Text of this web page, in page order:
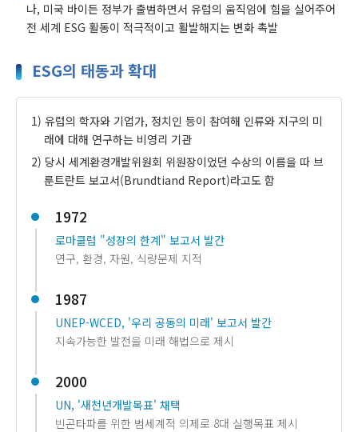
나, 미국 바이든 정부가 출범하면서 유럽의 움직임에 힘을 실어주어
전 세계 ESG 활동이 적극적이고 활발해지는 변화 촉발
ESG의 태동과 확대
1) 유럽의 학자와 기업가, 정치인 등이 참여해 인류와 지구의 미
래에 대해 연구하는 비영리 기관
2) 당시 세계환경개발위원회 위원장이었던 수상의 이름을 따 브
룬트란트 보고서(Brundtiand Report)라고도 함
1972
로마클럽 "성장의 한계" 보고서 발간
연구, 환경, 자원, 식량문제 지적
1987
UNEP-WCED, '우리 공동의 미래' 보고서 발간
지속가능한 발전을 미래 해법으로 제시
2000
UN, '새천년개발목표' 채택
빈곤타파를 위한 범세계적 의제로 8대 실행목표 제시